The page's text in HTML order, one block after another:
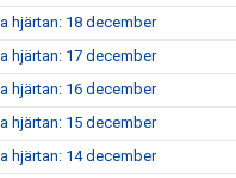
hjärtan: 18 december
hjärtan: 17 december
hjärtan: 16 december
hjärtan: 15 december
hjärtan: 14 december